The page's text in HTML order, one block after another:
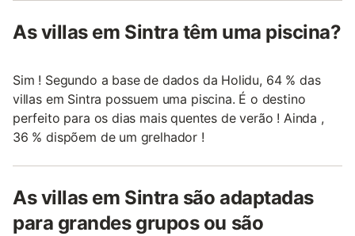
As villas em Sintra têm uma piscina?
Sim ! Segundo a base de dados da Holidu, 64 % das
villas em Sintra possuem uma piscina. É o destino
perfeito para os dias mais quentes de verão ! Ainda ,
36 % dispõem de um grelhador !
As villas em Sintra são adaptadas
para grandes grupos ou são